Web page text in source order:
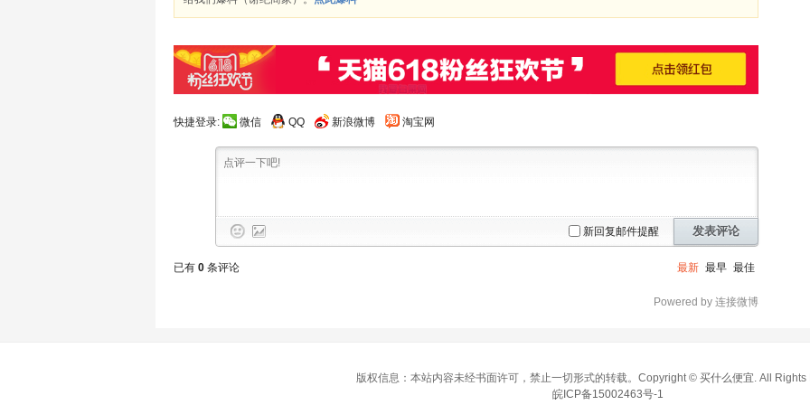
快捷登录: 微信 QQ 新浪微博 淘宝网
新回复邮件提醒 发表评论
已有 0 条评论 最新 最早 最佳
Powered by 连接微博
版权信息：本站内容未经书面许可，禁止一切形式的转载。Copyright © 买什么便宜. All Rights
皖ICP备15002463号-1